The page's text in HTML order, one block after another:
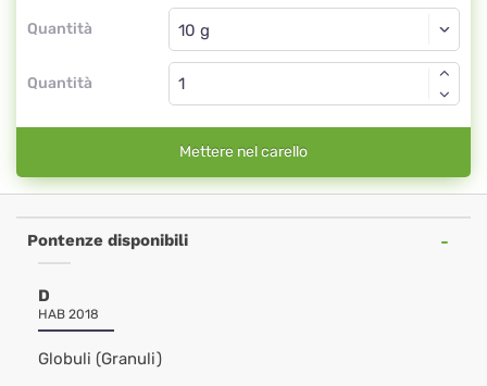
Quantità
Globuli
Quantità
Mettere nel carello
Pontenze disponibili
D
HAB 2018
Globuli (Granuli)